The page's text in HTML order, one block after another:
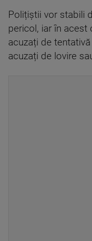
Polițiștii vor stabili
pericol, iar în acest
acuzați de
acuzați de lovire